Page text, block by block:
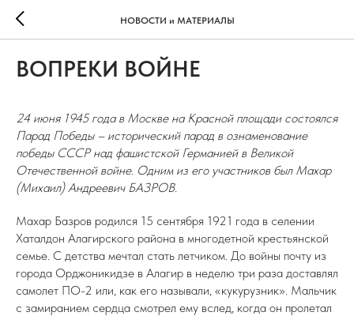
НОВОСТИ и МАТЕРИАЛЫ
ВОПРЕКИ ВОЙНЕ
24 июня 1945 года в Москве на Красной площади состоялся
Парад Победы – исторический парад в ознаменование
победы СССР над фашистской Германией в Великой
Отечественной войне. Одним из его участников был Махар
(Михаил) Андреевич БАЗРОВ.
Махар Базров родился 15 сентября 1921 года в селении
Хаталдон Алагирского района в многодетной крестьянской
семье. С детства мечтал стать летчиком. До войны почту из
города Орджоникидзе в Алагир в неделю три раза доставлял
самолет ПО-2 или, как его называли, «кукурузник». Мальчик
с замиранием сердца смотрел ему вслед, когда он пролетал